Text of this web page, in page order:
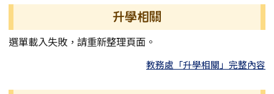
升學相關
選單載入失敗，請重新整理頁面。
教務處「升學相關」完整內容